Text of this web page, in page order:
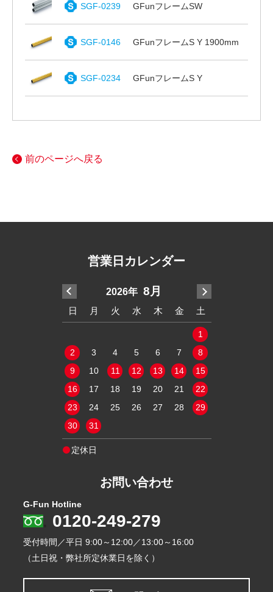
SGF-0239 GFunフレームSW
SGF-0146 GFunフレームS Y 1900mm
SGF-0234 GFunフレームS Y
前のページへ戻る
営業日カレンダー
2026年 8月
日 月 火 水 木 金 土
1
2
3 4 5 6 7
8
9
10 11 12 13 14
15
16
17 18 19 20 21
22
23
24 25 26 27 28
29
30
31
定休日
お問い合わせ
G-Fun Hotline
0120-249-279
受付時間／平日 9:00～12:00／13:00～16:00
（土日祝・弊社所定休業日を除く）